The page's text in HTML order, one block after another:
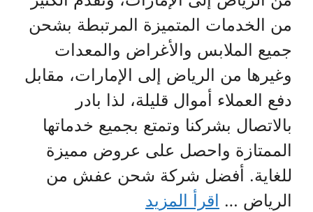
من الخدمات المتميزة المرتبطة بشحن
جميع الملابس والأغراض والمعدات
وغيرها من الرياض إلى الإمارات، مقابل
دفع العملاء أموال قليلة، لذا بادر
بالاتصال بشركنا وتمتع بجميع خدماتها
الممتازة واحصل على عروض مميزة
للغاية. أفضل شركة شحن عفش من
الرياض … اقرأ المزيد